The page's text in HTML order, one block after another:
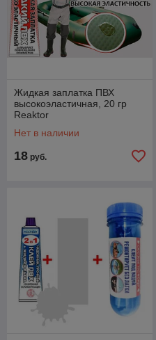
Жидкая заплатка ПВХ
высокоэластичная, 20 гр
Reaktor
Нет в наличии
18 руб.